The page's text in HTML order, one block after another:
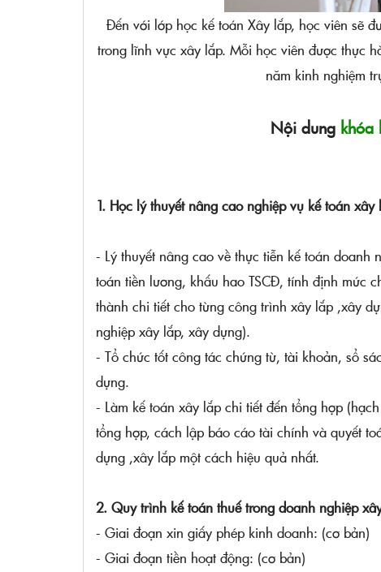
Đến với lớp học kế toán Xây lắp, học viên sẽ
trong lĩnh vực xây lắp. Mỗi học viên được thực
năm kinh nghiệm
Nội dung khóa
1. Học lý thuyết nâng cao nghiệp vụ kế toán
- Lý thuyết nâng cao về thực tiễn kế toán
toán tiền lương, khấu hao TSCĐ, tính định mức
thành chi tiết cho từng công trình xây lắp ,xây
nghiệp xây lắp, xây dựng).
- Tổ chức tốt công tác chứng từ, tài khoản, sổ
dựng.
- Làm kế toán xây lắp chi tiết đến tổng hợp
tổng hợp, cách lập báo cáo tài chính và quyết
dựng ,xây lắp một cách hiệu quả nhất.
2. Quy trình kế toán thuế trong doanh nghiệp
- Giai đoạn xin giấy phép kinh doanh: (cơ bản)
- Giai đoạn tiền hoạt động: (cơ bản)